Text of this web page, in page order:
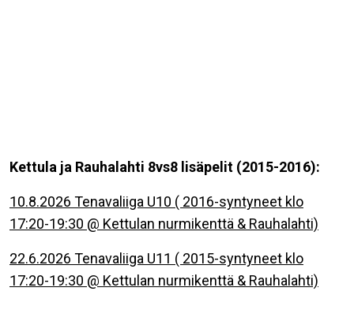
Kettula ja Rauhalahti 8vs8 lisäpelit (2015-2016):
10.8.2026 Tenavaliiga U10 ( 2016-syntyneet klo
17:20-19:30 @ Kettulan nurmikenttä & Rauhalahti)
22.6.2026 Tenavaliiga U11 ( 2015-syntyneet klo
17:20-19:30 @ Kettulan nurmikenttä & Rauhalahti)